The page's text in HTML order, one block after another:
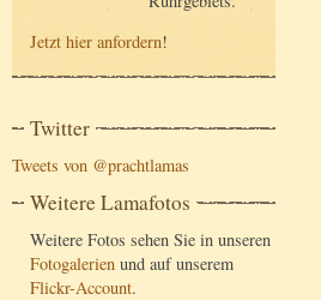
Jetzt hier anfordern!
Twitter
Tweets von @prachtlamas
Weitere Lamafotos
Weitere Fotos sehen Sie in unseren
Fotogalerien und auf unserem
Flickr-Account.